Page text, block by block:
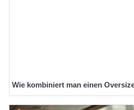
Wie kombiniert man einen